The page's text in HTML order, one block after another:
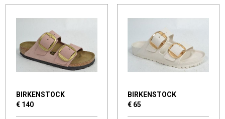
BIRKENSTOCK
€ 140
BIRKENSTOCK
€ 65